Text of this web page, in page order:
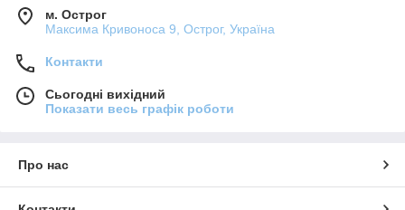
м. Острог
Максима Кривоноса 9, Острог, Україна
Контакти
Сьогодні вихідний
Показати весь графік роботи
Про нас